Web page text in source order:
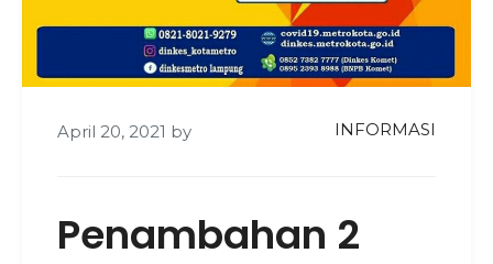
April 20, 2021 by INFORMASI
Penambahan 2